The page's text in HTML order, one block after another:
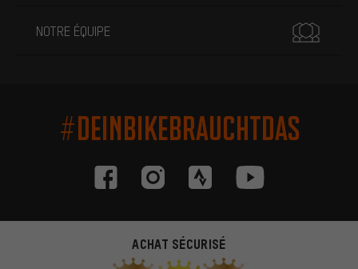
NOTRE ÉQUIPE
#DEINBIKEBRAUCHTDAS
ACHAT SÉCURISÉ